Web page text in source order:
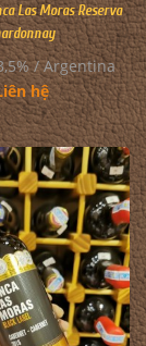
Las Moras Reserva
/ Argentina
hệ